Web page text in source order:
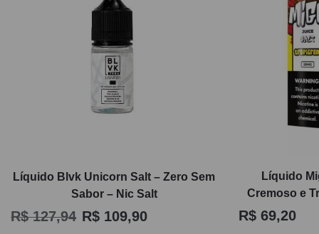
Líquido Blvk Unicorn Salt – Zero Sem
Sabor – Nic Salt
R$127,94 R$ 109,90
Líquido
Cremoso e
R$ 69,20